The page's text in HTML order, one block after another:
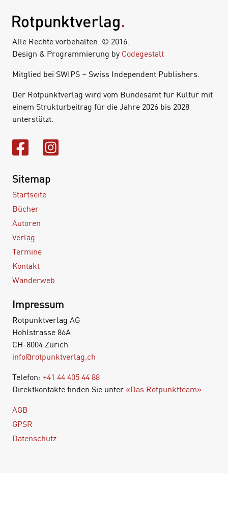
Alle Rechte vorbehalten. © 2016.
Design & Programmierung by Codegestalt
Mitglied bei SWIPS – Swiss Independent Publishers.
Der Rotpunktverlag wird vom Bundesamt für Kultur mit
einem Strukturbeitrag für die Jahre 2026 bis 2028
unterstützt.
Sitemap
Startseite
Bücher
Autoren
Verlag
Termine
Kontakt
Wanderweb
Impressum
Rotpunktverlag AG
Hohlstrasse 86A
CH-8004 Zürich
info@rotpunktverlag.ch
Telefon: +41 44 405 44 88
Direktkontakte finden Sie unter «Das Rotpunktteam».
AGB
GPSR
Datenschutz